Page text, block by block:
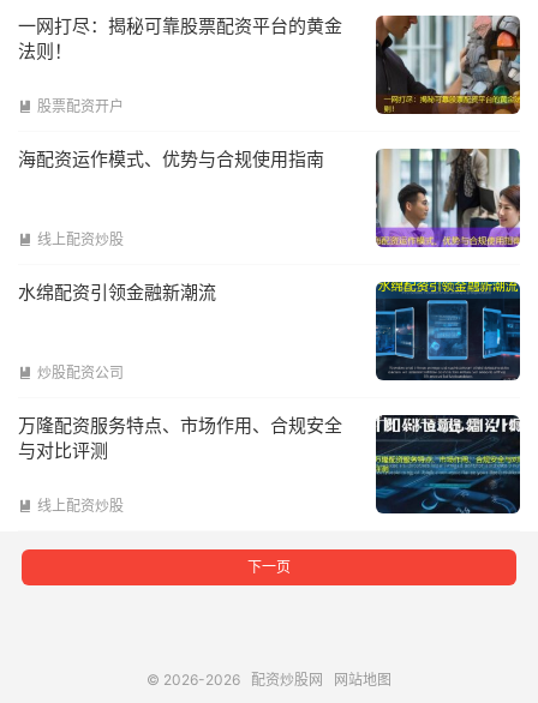
一网打尽：揭秘可靠股票配资平台的黄金
法则！
 股票配资开户
海配资运作模式、优势与合规使用指南
 线上配资炒股
水绵配资引领金融新潮流
 炒股配资公司
万隆配资服务特点、市场作用、合规安全
与对比评测
 线上配资炒股
下一页
© 2026-2026 配资炒股网 网站地图